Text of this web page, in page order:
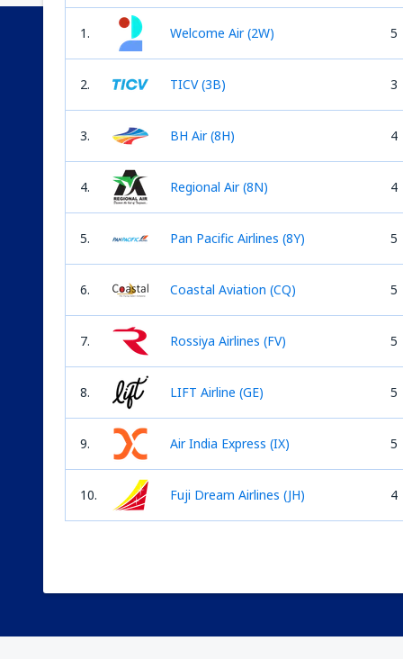
1. Welcome Air (2W) 5
2. TICV (3B) 3
3. BH Air (8H) 4
4. Regional Air (8N) 4
5. Pan Pacific Airlines (8Y) 5
6. Coastal Aviation (CQ) 5
7. Rossiya Airlines (FV) 5
8. LIFT Airline (GE) 5
9. Air India Express (IX) 5
10. Fuji Dream Airlines (JH) 4